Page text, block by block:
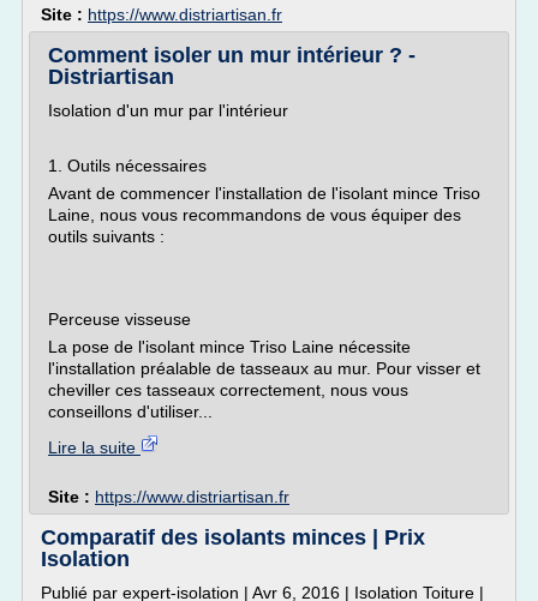
Site : https://www.distriartisan.fr
Comment isoler un mur intérieur ? -
Distriartisan
Isolation d'un mur par l'intérieur
1. Outils nécessaires
Avant de commencer l'installation de l'isolant mince Triso
Laine, nous vous recommandons de vous équiper des
outils suivants :
Perceuse visseuse
La pose de l'isolant mince Triso Laine nécessite
l'installation préalable de tasseaux au mur. Pour visser et
cheviller ces tasseaux correctement, nous vous
conseillons d'utiliser...
Lire la suite
Site : https://www.distriartisan.fr
Comparatif des isolants minces | Prix
Isolation
Publié par expert-isolation | Avr 6, 2016 | Isolation Toiture |